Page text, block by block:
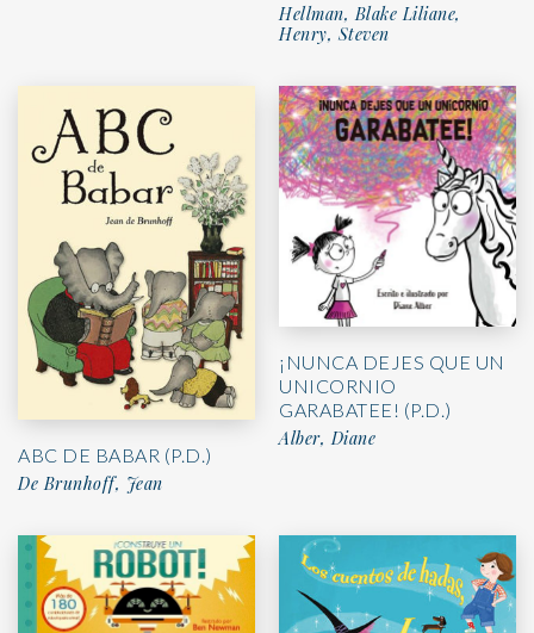
Hellman, Blake Liliane,
Henry, Steven
ABC DE BABAR (P.D.)
De Brunhoff, Jean
¡NUNCA DEJES QUE UN
UNICORNIO
GARABATEE! (P.D.)
Alber, Diane